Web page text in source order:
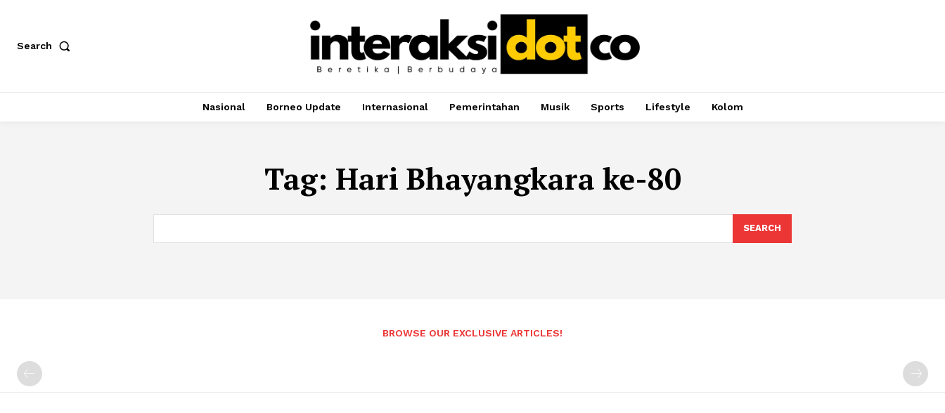
Search
Nasional Borneo Update Internasional Pemerintahan Musik Sports Lifestyle Kolom
Tag: Hari Bhayangkara ke-80
SEARCH
BROWSE OUR EXCLUSIVE ARTICLES!